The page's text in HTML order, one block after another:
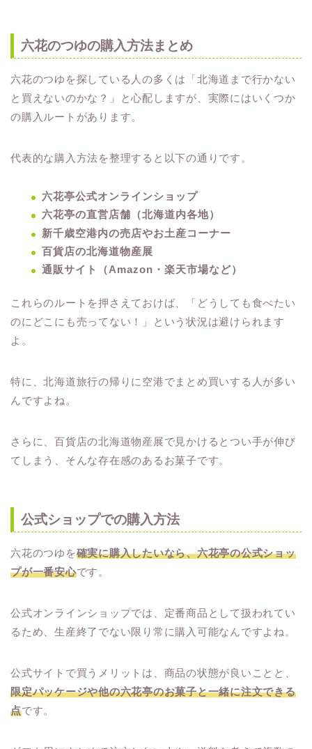
六花のつゆの購入方法まとめ
六花のつゆを探している人の多くは「北海道まで行かない
と買えないのかな？」と心配しますが、実際にはいくつか
の購入ルートがあります。
代表的な購入方法を整理すると以下の通りです。
六花亭公式オンラインショップ
六花亭の直営店舗（北海道内各地）
新千歳空港内の売店やお土産コーナー
百貨店の北海道物産展
通販サイト（Amazon・楽天市場など）
これらのルートを押さえておけば、「どうしても食べたい
のにどこにも売ってない！」という状況は避けられます
よ。
特に、北海道旅行の帰りに空港でまとめ買いする人が多い
んですよね。
さらに、百貨店の北海道物産展で見かけるとつい手が伸び
てしまう、そんな存在感のあるお菓子です。
公式ショップでの購入方法
六花のつゆを確実に購入したいなら、六花亭の公式ショッ
プが一番安心です。
公式オンラインショップでは、定番商品として扱われてい
るため、生産終了でない限り常に購入可能なんですよね。
公式サイトで買うメリットは、商品の状態が良いことと、
限定パッケージや他の六花亭のお菓子と一緒に注文できる
点です。